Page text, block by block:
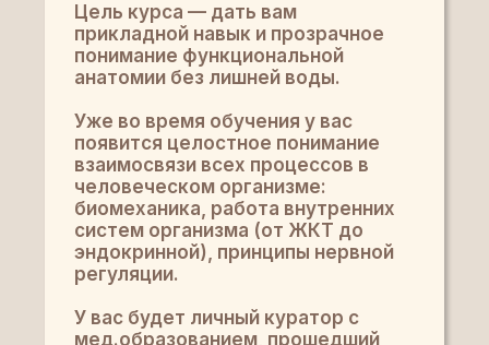
Цель курса — дать вам
прикладной навык и прозрачное
понимание функциональной
анатомии без лишней воды.
Уже во время обучения у вас
появится целостное понимание
взаимосвязи всех процессов в
человеческом организме:
биомеханика, работа внутренних
систем организма (от ЖКТ до
эндокринной), принципы нервной
регуляции.
У вас будет личный куратор с
мед.образованием, прошедший